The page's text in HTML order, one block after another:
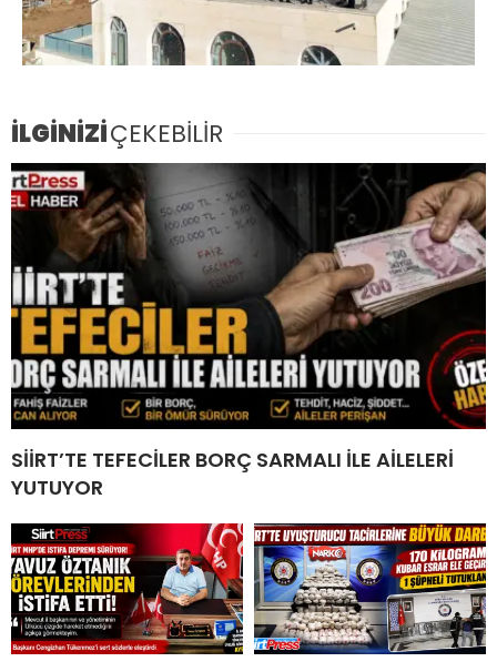
İLGİNİZİÇEKEBİLİR
SİİRT’TE TEFECİLER BORÇ SARMALI İLE AİLELERİ
YUTUYOR